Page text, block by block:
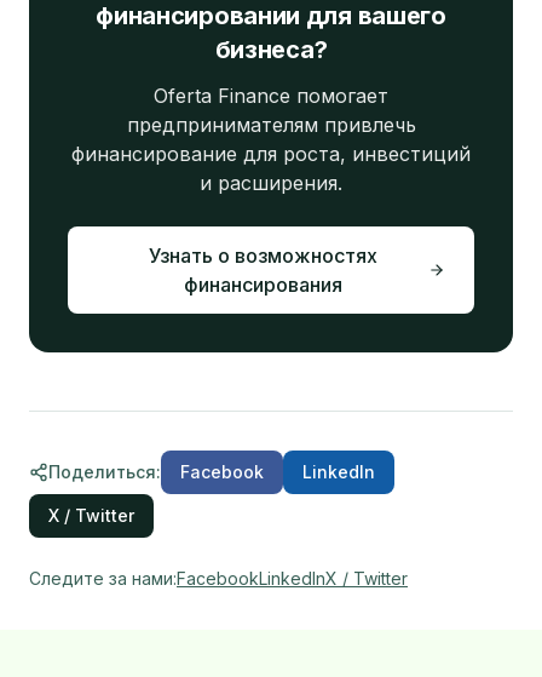
финансировании для вашего
бизнеса?
Oferta Finance помогает
предпринимателям привлечь
финансирование для роста, инвестиций
и расширения.
Узнать о возможностях
финансирования
Поделиться: Facebook LinkedIn
X / Twitter
Следите за нами:FacebookLinkedInX / Twitter